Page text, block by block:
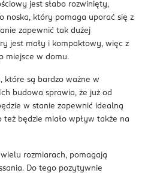
jest słabo rozwinięty,
noska, który pomaga uporać się z
zapewnić tak dużej
jest mały i kompaktowy, więc z
miejsce w domu.
które są bardzo ważne w
budowa sprawia, że już od
w stanie zapewnić idealną
też będzie miało wpływ także na
rozmiarach, pomagają
Do tego pozytywnie